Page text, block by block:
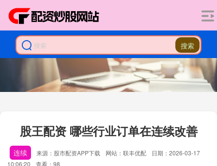
搜索
股王配资 哪些行业订单在连续改善
连续 来源：股市配资APP下载 网站：联丰优配
日期：2026-03-17
10:06:20
查看：98